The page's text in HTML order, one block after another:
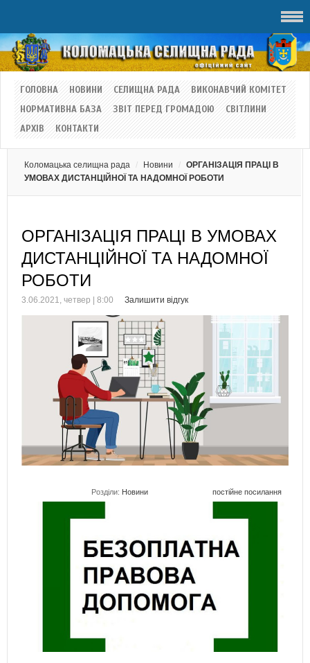
ГОЛОВНА НОВИНИ СЕЛИЩНА РАДА
ВИКОНАВЧИЙ КОМІТЕТ
НОРМАТИВНА БАЗА
ЗВІТ ПЕРЕД ГРОМАДОЮ
СВІТЛИНИ
АРХІВ
КОНТАКТИ
Коломацька селищна рада Новини
ОРГАНІЗАЦІЯ ПРАЦІ В
УМОВАХ ДИСТАНЦІЙНОЇ ТА НАДОМНОЇ РОБОТИ
ОРГАНІЗАЦІЯ ПРАЦІ В УМОВАХ
ДИСТАНЦІЙНОЇ ТА НАДОМНОЇ
РОБОТИ
3.06.2021, четвер | 8:00 Залишити відгук
Розділи: Новини постійне посилання